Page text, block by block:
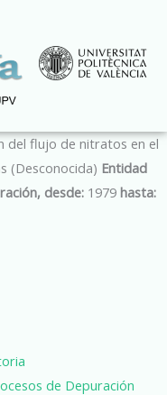
del flujo de nitratos en el
(Desconocida) Entidad
desde:1979 hasta:
de Depuración